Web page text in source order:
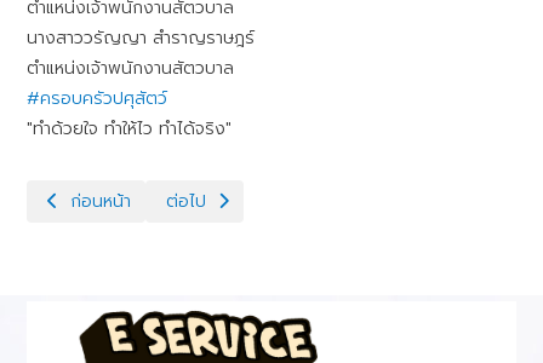
ตำแหน่งเจ้าพนักงานสัตวบาล
นางสาววรัญญา สำราญราษฎร์
ตำแหน่งเจ้าพนักงานสัตวบาล
#ครอบครัวปศุสัตว์
"ทำด้วยใจ ทำให้ไว ทำได้จริง"
เนื้อหาก่อนหน้า: ศูนย์วิจัยการผสมเทียมฯชลบุรี ปฏิบัติงานเก็บตัวอย่าง
ก่อนหน้า เนื้อหาถัดไป: กิจกรรมบูรณาการร่วมกับศูนย์วิจัยและ
ต่อไป